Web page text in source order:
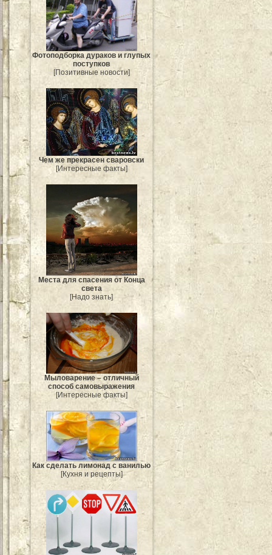
Фотоподборка дураков и глупых
поступков
[Позитивные новости]
Чем же прекрасен сваровски
[Интересные факты]
Места для спасения от Конца
света
[Надо знать]
Мыловарение – отличный
способ самовыражения
[Интересные факты]
Как сделать лимонад с ванилью
[Кухня и рецепты]